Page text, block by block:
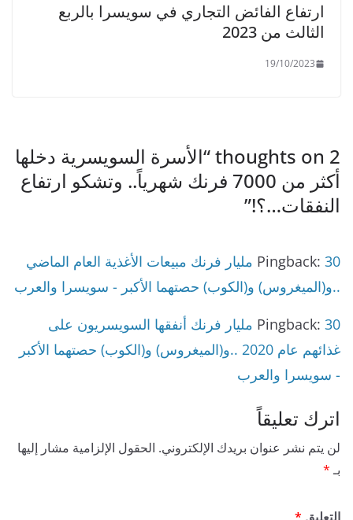
ارتفاع الفائض التجاري في سويسرا بالربع
الثالث من 2023
19/10/2023
2 thoughts on “
الأسرة السويسرية دخلها
أكثر من 7000 فرنك شهرياً.. وتشكو ارتفاع
النفقات…؟!”
Pingback: 30 مليار فرنك مبيعات الأغذية العام الماضي
..و(الميغروس) و(الكوب) حصتهما الأكبر - سويسرا والعرب
Pingback: 30 مليار فرنك أنفقها السويسريون على
غذائهم عام 2020 ..و(الميغروس) و(الكوب) حصتهما الأكبر
- سويسرا والعرب
اترك تعليقاً
لن يتم نشر عنوان بريدك الإلكتروني. الحقول الإلزامية مشار إليها
بـ*